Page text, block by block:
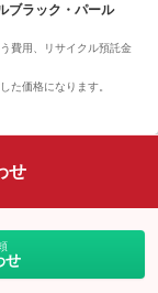
ブラック・パール
費用、リサイクル預託金
た価格になります。
せ
せ